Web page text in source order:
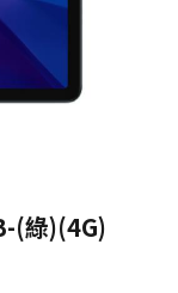
(綠)(4G)